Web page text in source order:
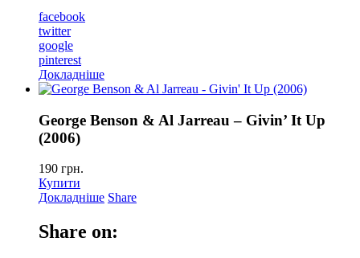
facebook
twitter
google
pinterest
Докладніше
George Benson & Al Jarreau – Givin’ It Up
(2006)
190 грн.
Купити
Докладніше Share
Share on: